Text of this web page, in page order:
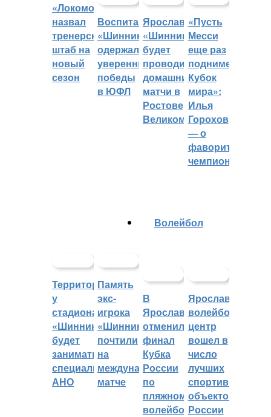
«Локомотив»
назвал
тренерский
штаб на
новый
сезон
Воспитанники
«Шинника»
одержали
уверенные
победы
в ЮФЛ
Ярославский
«Шинник»
будет
проводить
домашние
матчи в
Ростове
Великом
«Пусть
Месси
еще раз
поднимет
Кубок
мира»:
Илья
Горохов
— о
фаворитах
чемпионата
Территорией
у
стадиона
«Шинник»
будет
заниматься
специальное
АНО
Память
экс-
игрока
«Шинника»
почтили
на
международном
матче
Волейбол
В
Ярославле
отменили
финал
Кубка
России
по
пляжному
волейболу
Ярославский
волейбольный
центр
вошел в
число
лучших
спортивных
объектов
России